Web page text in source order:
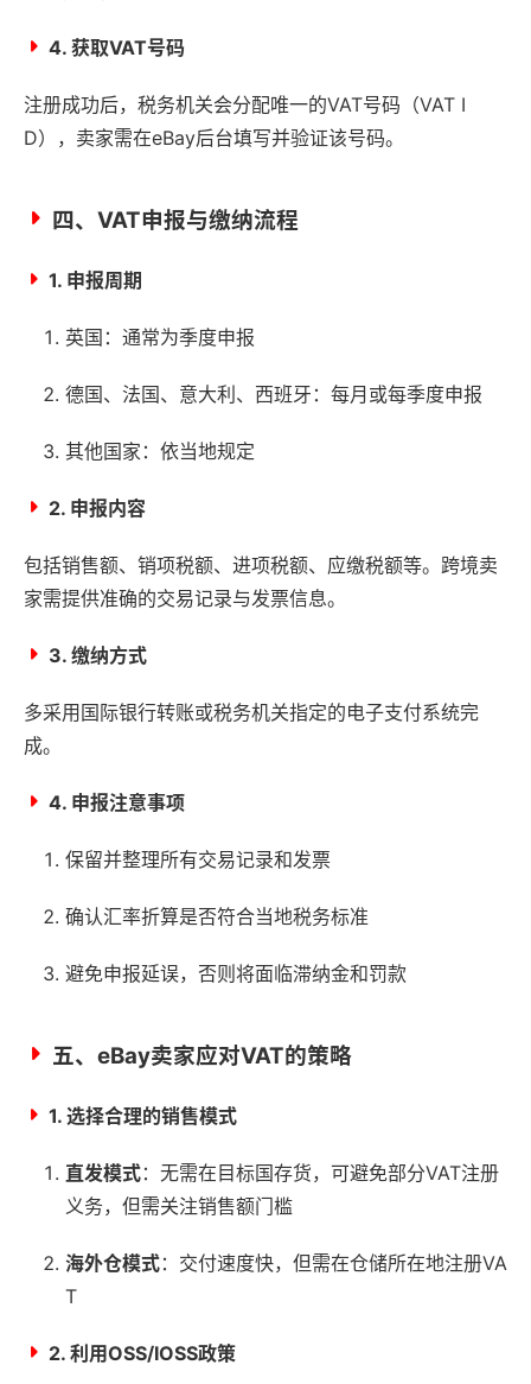
4. 获取VAT号码
注册成功后，税务机关会分配唯一的VAT号码（VAT I
D），卖家需在eBay后台填写并验证该号码。
四、VAT申报与缴纳流程
1. 申报周期
英国：通常为季度申报
德国、法国、意大利、西班牙：每月或每季度申报
其他国家：依当地规定
2. 申报内容
包括销售额、销项税额、进项税额、应缴税额等。跨境卖
家需提供准确的交易记录与发票信息。
3. 缴纳方式
多采用国际银行转账或税务机关指定的电子支付系统完
成。
4. 申报注意事项
保留并整理所有交易记录和发票
确认汇率折算是否符合当地税务标准
避免申报延误，否则将面临滞纳金和罚款
五、eBay卖家应对VAT的策略
1. 选择合理的销售模式
直发模式：无需在目标国存货，可避免部分VAT注册
义务，但需关注销售额门槛
海外仓模式：交付速度快，但需在仓储所在地注册VA
T
2. 利用OSS/IOSS政策